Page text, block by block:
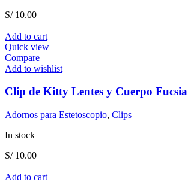
S/10.00
Add to cart
Quick view
Compare
Add to wishlist
Clip de Kitty Lentes y Cuerpo Fucsia
Adornos para Estetoscopio, Clips
In stock
S/10.00
Add to cart